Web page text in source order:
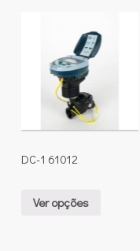
DC-1 61012
Ver opções